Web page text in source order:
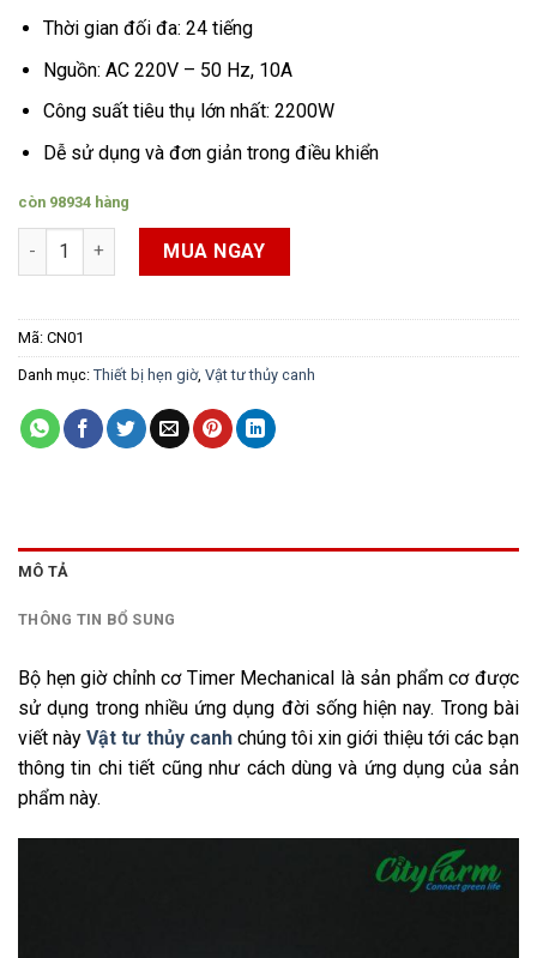
Thời gian đối đa: 24 tiếng
Nguồn: AC 220V – 50 Hz, 10A
Công suất tiêu thụ lớn nhất: 2200W
Dễ sử dụng và đơn giản trong điều khiển
còn 98934 hàng
Bộ hẹn giờ chỉnh cơ Timer Mechanical số lượng
MUA NGAY
Mã: CN01
Danh mục: Thiết bị hẹn giờ, Vật tư thủy canh
MÔ TẢ
THÔNG TIN BỔ SUNG
Bộ hẹn giờ chỉnh cơ Timer Mechanical là sản phẩm cơ được
sử dụng trong nhiều ứng dụng đời sống hiện nay. Trong bài
viết nàyVật tư thủy canhchúng tôi xin giới thiệu tới các bạn
thông tin chi tiết cũng như cách dùng và ứng dụng của sản
phẩm này.